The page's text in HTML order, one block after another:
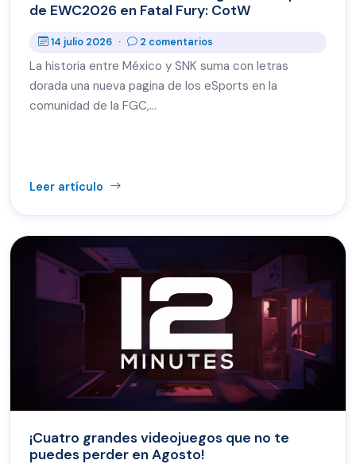
de EWC2026 en Fatal Fury: CotW
14 julio 2026 · 2 comentarios
La historia entre México y SNK suma con letras
dorada una nueva pagina de los eSports en la
comunidad de la FGC,…
Leer artículo
¡Cuatro grandes videojuegos que no te
puedes perder en Agosto!